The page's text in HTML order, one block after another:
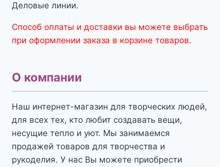
Деловые линии.
Способ оплаты и доставки вы можете выбрать
при оформлении заказа в корзине товаров.
О компании
Наш интернет-магазин для творческих людей,
для всех тех, кто любит создавать вещи,
несущие тепло и уют. Мы занимаемся
продажей товаров для творчества и
рукоделия. У нас Вы можете приобрести